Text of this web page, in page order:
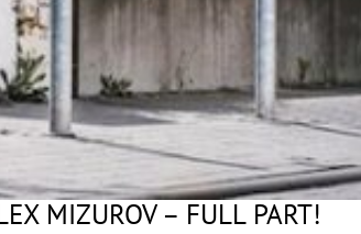
MIZUROV – FULL PART!